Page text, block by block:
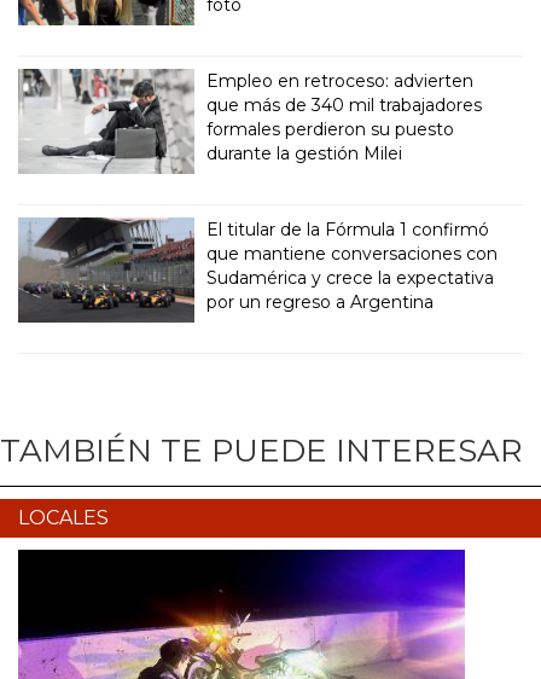
foto
Empleo en retroceso: advierten
que más de 340 mil trabajadores
formales perdieron su puesto
durante la gestión Milei
El titular de la Fórmula 1 confirmó
que mantiene conversaciones con
Sudamérica y crece la expectativa
por un regreso a Argentina
TAMBIÉN TE PUEDE INTERESAR
LOCALES